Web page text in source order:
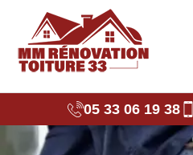
05 33 06 19 38